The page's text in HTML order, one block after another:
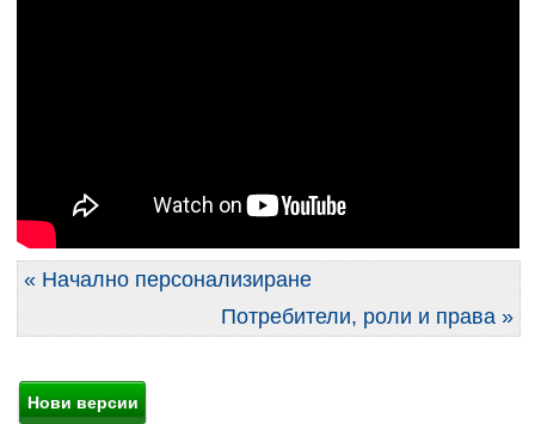
« Начално персонализиране
Потребители, роли и права »